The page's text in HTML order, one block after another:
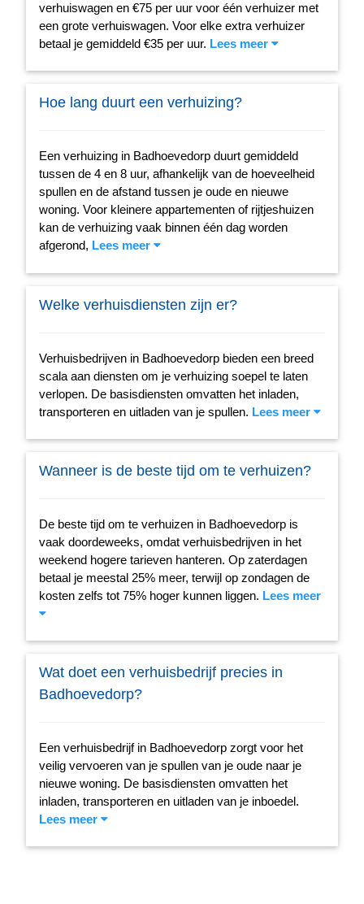
verhuiswagen en €75 per uur voor één verhuizer met
een grote verhuiswagen. Voor elke extra verhuizer
betaal je gemiddeld €35 per uur. Lees meer
Hoe lang duurt een verhuizing?
Een verhuizing in Badhoevedorp duurt gemiddeld
tussen de 4 en 8 uur, afhankelijk van de hoeveelheid
spullen en de afstand tussen je oude en nieuwe
woning. Voor kleinere appartementen of rijtjeshuizen
kan de verhuizing vaak binnen één dag worden
afgerond, Lees meer
Welke verhuisdiensten zijn er?
Verhuisbedrijven in Badhoevedorp bieden een breed
scala aan diensten om je verhuizing soepel te laten
verlopen. De basisdiensten omvatten het inladen,
transporteren en uitladen van je spullen. Lees meer
Wanneer is de beste tijd om te verhuizen?
De beste tijd om te verhuizen in Badhoevedorp is
vaak doordeweeks, omdat verhuisbedrijven in het
weekend hogere tarieven hanteren. Op zaterdagen
betaal je meestal 25% meer, terwijl op zondagen de
kosten zelfs tot 75% hoger kunnen liggen. Lees meer
Wat doet een verhuisbedrijf precies in
Badhoevedorp?
Een verhuisbedrijf in Badhoevedorp zorgt voor het
veilig vervoeren van je spullen van je oude naar je
nieuwe woning. De basisdiensten omvatten het
inladen, transporteren en uitladen van je inboedel.
Lees meer